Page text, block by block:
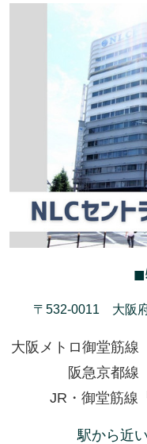
〒532-0011 大阪
大阪メトロ御堂筋線
阪急京都線
JR・御堂筋線
駅から近